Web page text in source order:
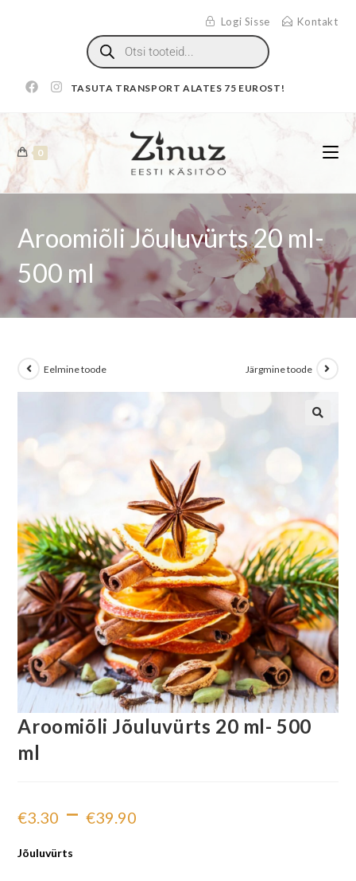
Logi Sisse Kontakt
TASUTA TRANSPORT ALATES 75 EUROST!
0
Aroomiõli Jõuluvürts 20 ml-
500 ml
Eelmine toode Järgmine toode
Aroomiõli Jõuluvürts 20 ml- 500
ml
€3.30 – €39.90
Jõuluvürts